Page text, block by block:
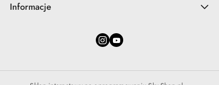
Informacje